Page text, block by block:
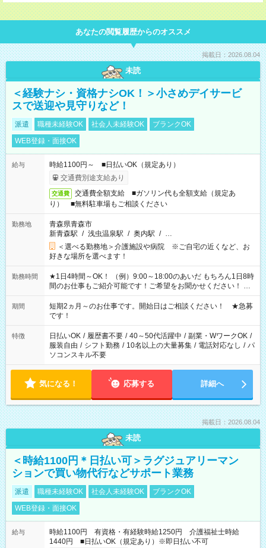
あなたの閲覧履歴からのオススメ
掲載日：2026.08.04
未読
＜経験ナシ・資格ナシOK！＞小さめデイサービ
スで送迎や見守りなど！
派遣 職種未経験OK 社会人未経験OK
ブランクOK
WEB登録・面接OK
給与
時給1100円～ ■日払いOK（規定あり）
交通費別途支給あり
交通費
交通費全額支給 ■ガソリン代も全額支給（規定あ
り） ■無料駐車場もご相談ください
勤務地
青森県青森市
新青森駅 / 浅虫温泉駅 / 奥内駅 / …
＜選べる勤務地＞介護施設や病院 ※ご自宅の近くなど、お
好きな場所を選べます！
勤務時間
★1日4時間～OK！ （例）9:00～18:00のあいだ もちろん1日8時
間のお仕事もご紹介可能です！ご希望をお聞かせください！ ★
家庭の都合でお休みが必要な場合も遠慮なくご相談ください。
※週最低15時間以上の勤務が必要です
期間
短期2ヵ月～のお仕事です。開始日はご相談ください！ ★急募
です！
特徴 日払いOK / 履歴書不要 / 40～50代活躍中 / 副業・WワークOK /
服装自由 / シフト勤務 / 10名以上の大量募集 / 電話対応なし / パ
ソコンスキル不要
気になる！ 応募する 詳細へ
掲載日：2026.08.04
未読
＜時給1100円＊日払い可＞ラグジュアリーマン
ションで買い物代行などサポート業務
派遣 職種未経験OK 社会人未経験OK
ブランクOK
WEB登録・面接OK
給与
時給1100円 有資格・有経験時給1250円 介護福祉士時給
1440円 ■日払いOK（規定あり）※即日払い不可